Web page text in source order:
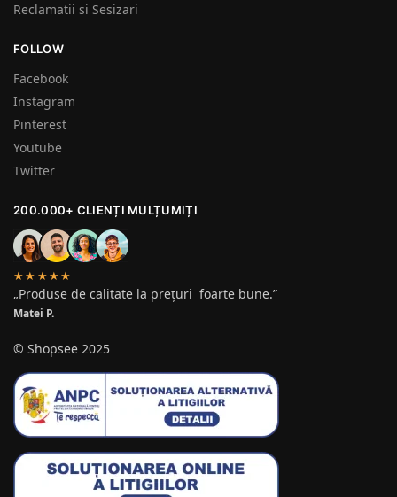
Reclamatii si Sesizari
FOLLOW
Facebook
Instagram
Pinterest
Youtube
Twitter
200.000+ CLIENȚI MULȚUMIȚI
★★★★★
„Produse de calitate la prețuri foarte bune.”
Matei P.
© Shopsee 2025